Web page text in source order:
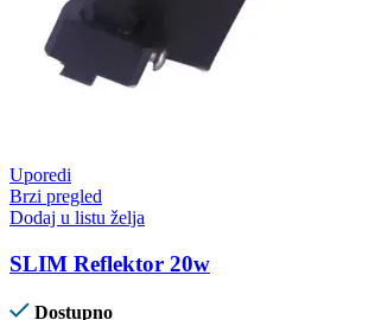
Uporedi
Brzi pregled
Dodaj u listu želja
SLIM Reflektor 20w
Dostupno